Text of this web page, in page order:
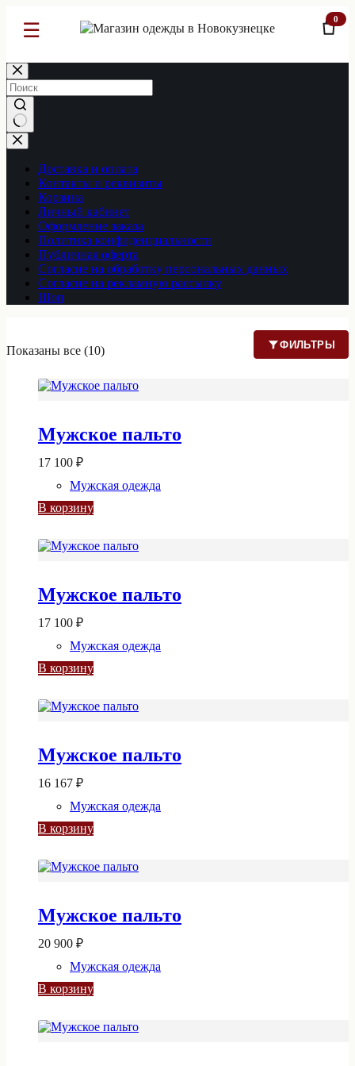
☰ 0
Перейти
к
сути
Ничего
не
найденоДоставка и оплата
Контакты и реквизиты
Корзина
Личный кабинет
Оформление заказа
Политика конфиденциальности
Публичная оферта
Согласие на обработку персональных данных
Согласие на рекламную рассылку
Шоп
Показаны все (10) ФИЛЬТРЫ
Мужское пальто
17 100 ₽
Мужская одежда
В корзину
Мужское пальто
17 100 ₽
Мужская одежда
В корзину
Мужское пальто
16 167 ₽
Мужская одежда
В корзину
Мужское пальто
20 900 ₽
Мужская одежда
В корзину